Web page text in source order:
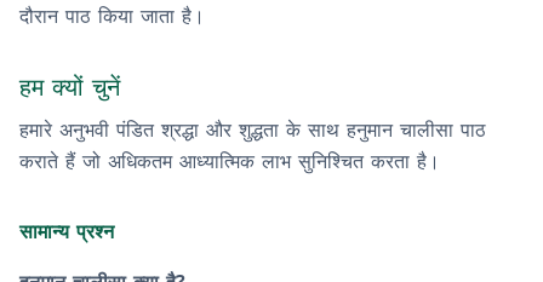
दौरान पाठ किया जाता है।
हम क्यों चुनें
हमारे अनुभवी पंडित श्रद्धा और शुद्धता के साथ हनुमान चालीसा पाठ
कराते हैं जो अधिकतम आध्यात्मिक लाभ सुनिश्चित करता है।
सामान्य प्रश्न